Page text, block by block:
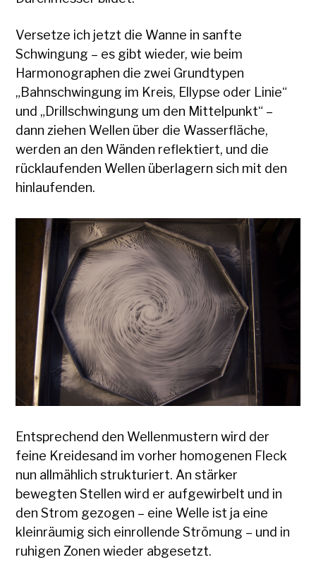
Versetze ich jetzt die Wanne in sanfte
Schwingung – es gibt wieder, wie beim
Harmonographen die zwei Grundtypen
„Bahnschwingung im Kreis, Ellypse oder Linie“
und „Drillschwingung um den Mittelpunkt“ –
dann ziehen Wellen über die Wasserfläche,
werden an den Wänden reflektiert, und die
rücklaufenden Wellen überlagern sich mit den
hinlaufenden.
Entsprechend den Wellenmustern wird der
feine Kreidesand im vorher homogenen Fleck
nun allmählich strukturiert. An stärker
bewegten Stellen wird er aufgewirbelt und in
den Strom gezogen – eine Welle ist ja eine
kleinräumig sich einrollende Strömung – und in
ruhigen Zonen wieder abgesetzt.